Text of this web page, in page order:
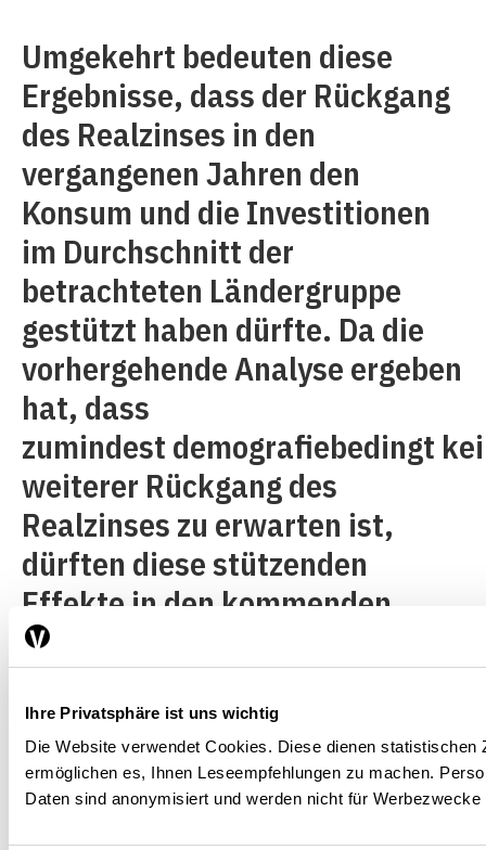
Ihre Privatsphäre ist uns wichtig
Die Website verwendet Cookies. Diese dienen statistischen
ermöglichen es, Ihnen Leseempfehlungen zu machen.
Daten sind anonymisiert und werden nicht für Werbezwecke
Umgekehrt bedeuten diese
Ergebnisse, dass der Rückgang
des Realzinses in den
vergangenen Jahren den
Konsum und die Investitionen
im Durchschnitt der
betrachteten Ländergruppe
gestützt haben dürfte. Da die
vorhergehende Analyse ergeben
hat, dass
zumindest demografiebedingt
weiterer Rückgang des
Realzinses zu erwarten ist,
dürften diese stützenden
Effekte in den kommenden
Jahren allerdings nachlassen.
Unternehmen steigern Investitionen